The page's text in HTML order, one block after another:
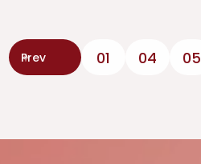
Prev 01 04 05